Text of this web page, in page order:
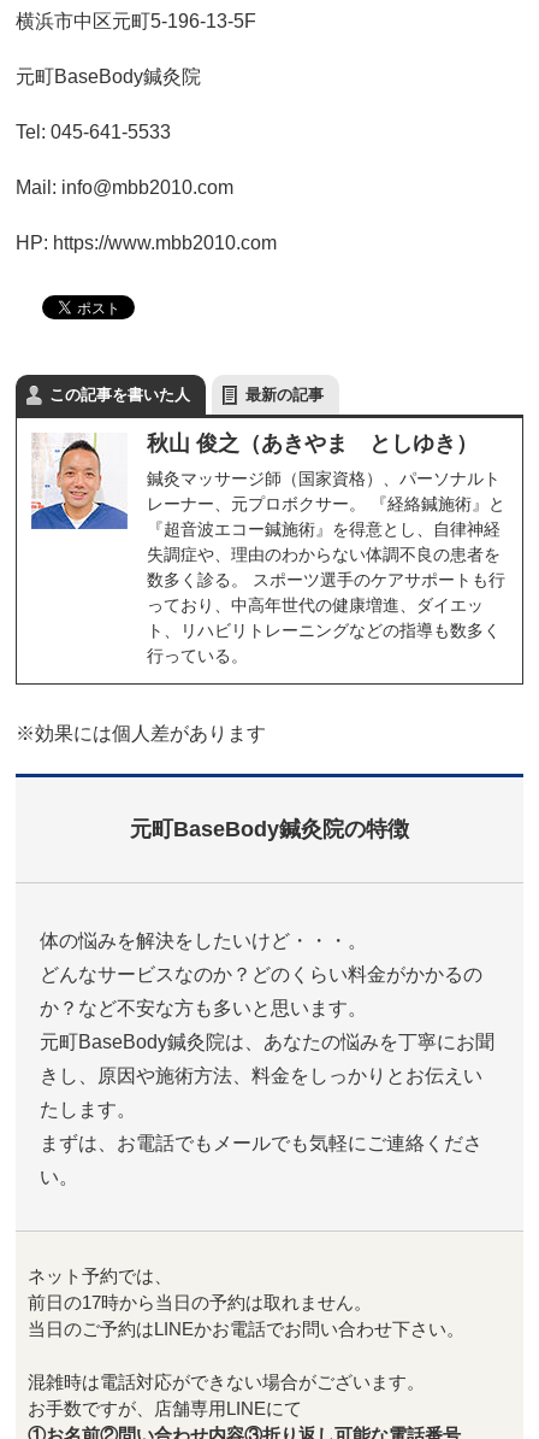
横浜市中区元町5-196-13-5F
元町BaseBody鍼灸院
Tel: 045-641-5533
Mail: info@mbb2010.com
HP: https://www.mbb2010.com
この記事を書いた人 最新の記事
秋山 俊之（あきやま としゆき）
鍼灸マッサージ師（国家資格）、パーソナルト
レーナー、元プロボクサー。 『経絡鍼施術』と
『超音波エコー鍼施術』を得意とし、自律神経
失調症や、理由のわからない体調不良の患者を
数多く診る。 スポーツ選手のケアサポートも行
っており、中高年世代の健康増進、ダイエッ
ト、リハビリトレーニングなどの指導も数多く
行っている。
※効果には個人差があります
元町BaseBody鍼灸院の特徴
体の悩みを解決をしたいけど・・・。
どんなサービスなのか？どのくらい料金がかかるの
か？など不安な方も多いと思います。
元町BaseBody鍼灸院は、あなたの悩みを丁寧にお聞
きし、原因や施術方法、料金をしっかりとお伝えい
たします。
まずは、お電話でもメールでも気軽にご連絡くださ
い。
ネット予約では、
前日の17時から当日の予約は取れません。
当日のご予約はLINEかお電話でお問い合わせ下さい。
混雑時は電話対応ができない場合がございます。
お手数ですが、店舗専用LINEにて